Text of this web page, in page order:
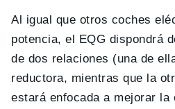
Al igual que otros coches
potencia, el EQG dispondrá
de dos relaciones (una de
reductora, mientras que la
estará enfocada a mejorar